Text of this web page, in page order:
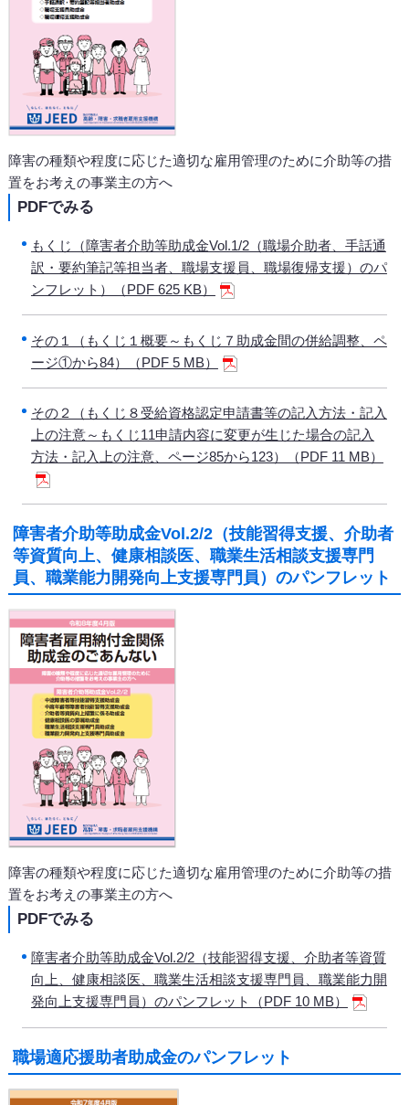
障害の種類や程度に応じた適切な雇用管理のために介助等の措
置をお考えの事業主の方へ
PDFでみる
もくじ（障害者介助等助成金Vol.1/2（職場介助者、手話通
訳・要約筆記等担当者、職場支援員、職場復帰支援）のパ
ンフレット）（PDF 625 KB）
その１（もくじ１概要～もくじ７助成金間の併給調整、ペ
ージ①から84）（PDF 5 MB）
その２（もくじ８受給資格認定申請書等の記入方法・記入
上の注意～もくじ11申請内容に変更が生じた場合の記入
方法・記入上の注意、ページ85から123）（PDF 11 MB）
障害者介助等助成金Vol.2/2（技能習得支援、介助者
等資質向上、健康相談医、職業生活相談支援専門
員、職業能力開発向上支援専門員）のパンフレット
障害の種類や程度に応じた適切な雇用管理のために介助等の措
置をお考えの事業主の方へ
PDFでみる
障害者介助等助成金Vol.2/2（技能習得支援、介助者等資質
向上、健康相談医、職業生活相談支援専門員、職業能力開
発向上支援専門員）のパンフレット（PDF 10 MB）
職場適応援助者助成金のパンフレット